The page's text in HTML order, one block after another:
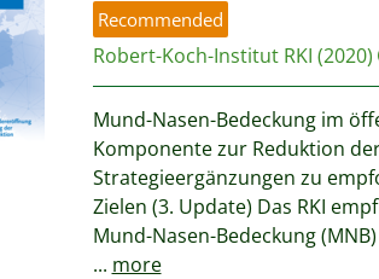
Recommended
Robert-Koch-Institut RKI (2020)
Mund-Nasen-Bedeckung im
Komponente zur Reduktion
Strategieergänzungen zu
Zielen (3. Update) Das RKI
Mund-Nasen-Bedeckung
... more